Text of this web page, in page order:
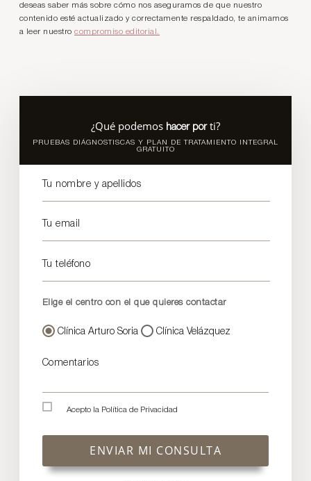
deseas saber más sobre cómo nos aseguramos de que nuestro
contenido esté actualizado y correctamente respaldado, te animamos
a leer nuestrocompromiso editorial.
¿Qué podemos hacer porti?
PRUEBAS DIÁGNOSTISCAS Y PLAN DE TRATAMIENTO INTEGRAL
GRATUITO
Tu nombre y apellidos
Tu email
Tu teléfono
Elige el centro con el que quieres contactar
Clínica Arturo Soria Clínica Velázquez
Comentarios
Acepto la Política de Privacidad
ENVIAR MI CONSULTA